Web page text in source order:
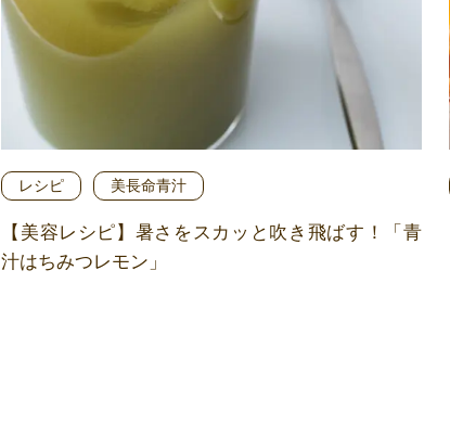
レシピ 美長命青汁
【美容レシピ】暑さをスカッと吹き飛ばす！「青
汁はちみつレモン」